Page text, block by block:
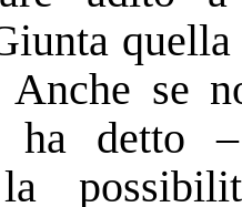
Anche se
detto –